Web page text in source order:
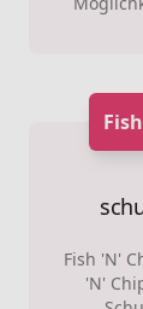
Fish 'N'
'N'